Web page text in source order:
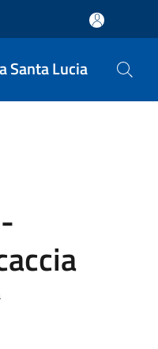
Santa Lucia